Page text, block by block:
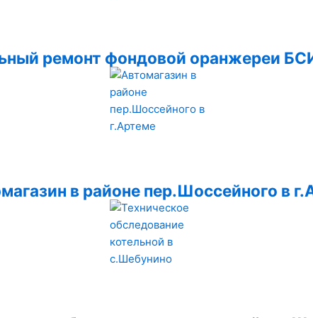
ремонт фондовой оранжереи
в районе пер.Шоссейного в